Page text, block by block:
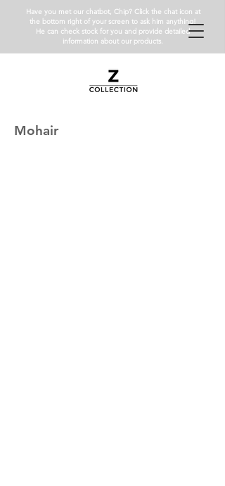
Have you met our chatbot, Chip? Click the chat icon at
the bottom right of your screen to ask him anything!
He can check stock for you and provide detailed
information about our products.
Mohair